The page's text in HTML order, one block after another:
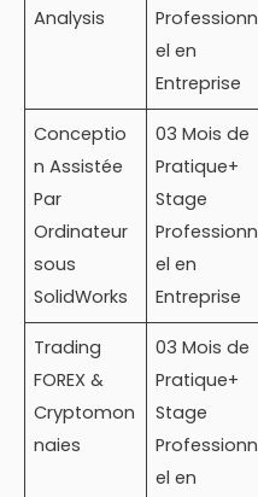
Analysis
Professionn
el en
Entreprise
Conceptio
n Assistée
Par
Ordinateur
sous
SolidWorks
03 Mois de
Pratique+
Stage
Professionn
el en
Entreprise
Trading
FOREX &
Cryptomon
naies
03 Mois de
Pratique+
Stage
Professionn
el en